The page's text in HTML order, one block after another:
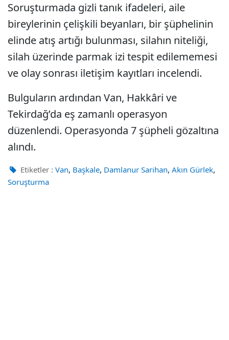
Soruşturmada gizli tanık ifadeleri, aile
bireylerinin çelişkili beyanları, bir şüphelinin
elinde atış artığı bulunması, silahın niteliği,
silah üzerinde parmak izi tespit edilememesi
ve olay sonrası iletişim kayıtları incelendi.
Bulguların ardından Van, Hakkâri ve
Tekirdağ’da eş zamanlı operasyon
düzenlendi. Operasyonda 7 şüpheli gözaltına
alındı.
Etiketler : Van, Başkale, Damlanur Sarihan, Akın Gürlek,
Soruşturma